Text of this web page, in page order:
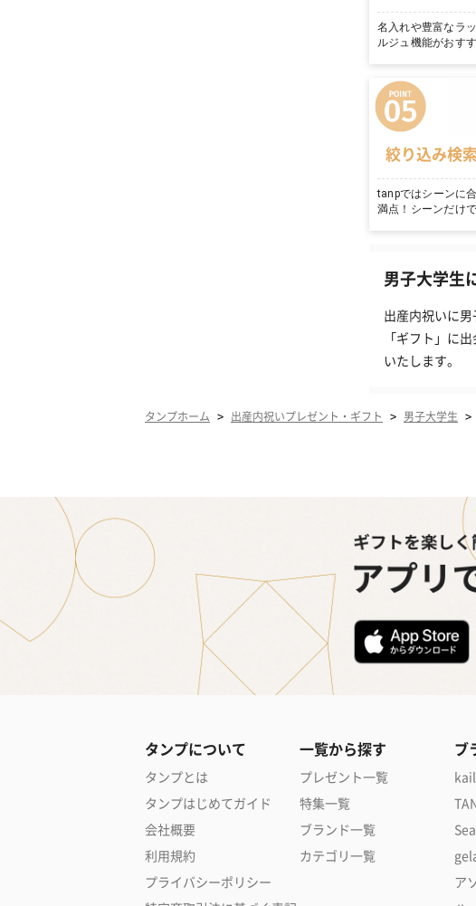
名入れや豊富なラ
ルジュ機能がおす
絞り込み検
tanpではシーンに
満点！シーンだけ
男子大学生
出産内祝いに
「ギフト」に
いたします。
タンプホーム > 出産内祝いプレゼント・ギフト > 男子大学生 >
タンプについて
タンプとは
タンプはじめてガイド
会社概要
利用規約
プライバシーポリシー
一覧から探す
プレゼント一覧
特集一覧
ブランド一覧
カテゴリ一覧
ブ
ア